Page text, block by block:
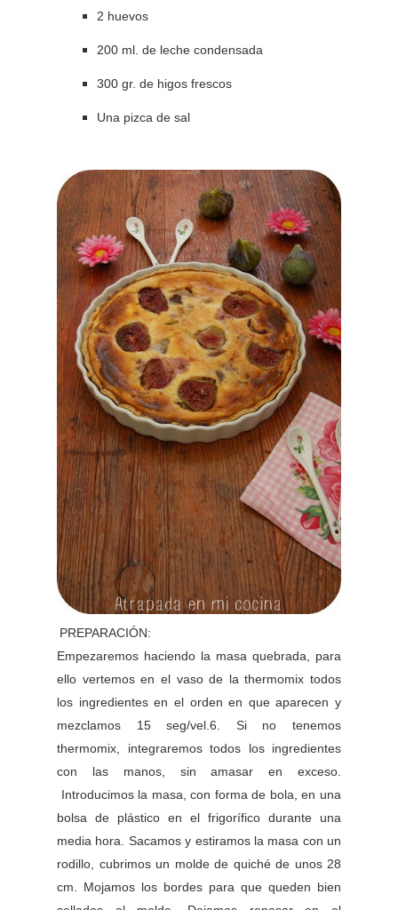
2 huevos
200 ml. de leche condensada
300 gr. de higos frescos
Una pizca de sal
PREPARACIÓN:
Empezaremos haciendo la masa quebrada, para
ello vertemos en el vaso de la thermomix todos
los ingredientes en el orden en que aparecen y
mezclamos 15 seg/vel.6. Si no tenemos
thermomix, integraremos todos los ingredientes
con las manos, sin amasar en exceso.
Introducimos la masa, con forma de bola, en una
bolsa de plástico en el frigorífico durante una
media hora. Sacamos y estiramos la masa con un
rodillo, cubrimos un molde de quiché de unos 28
cm. Mojamos los bordes para que queden bien